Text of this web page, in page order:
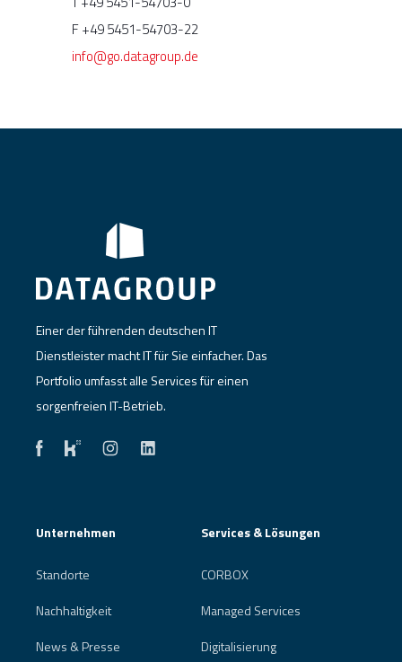
F +49 5451-54703-22
info@go.datagroup.de
Einer der führenden deutschen IT
Dienstleister macht IT für Sie einfacher. Das
Portfolio umfasst alle Services für einen
sorgenfreien IT-Betrieb.
Unternehmen
Standorte
Nachhaltigkeit
News & Presse
Services & Lösungen
CORBOX
Managed Services
Digitalisierung